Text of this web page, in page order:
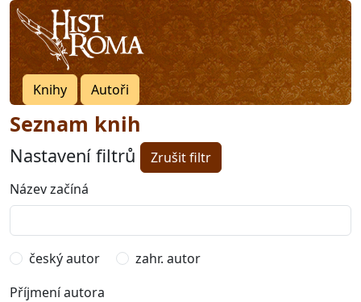
Knihy Autoři
Seznam knih
Nastavení filtrů
Zrušit filtr
Název začíná
český autor
zahr. autor
Příjmení autora